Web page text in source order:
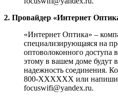
2. Провайдер «Интернет
«Интернет Оптика» –
специализирующаяся на
оптоволоконного доступа
этому в вашем доме будут
надежность соединения.
800-XXXXXX или
focuswifi@yandex.ru.